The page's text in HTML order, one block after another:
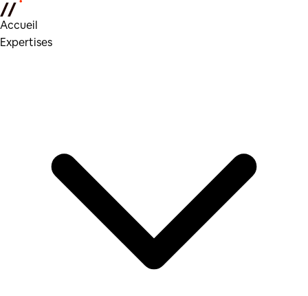
Accueil
Expertises